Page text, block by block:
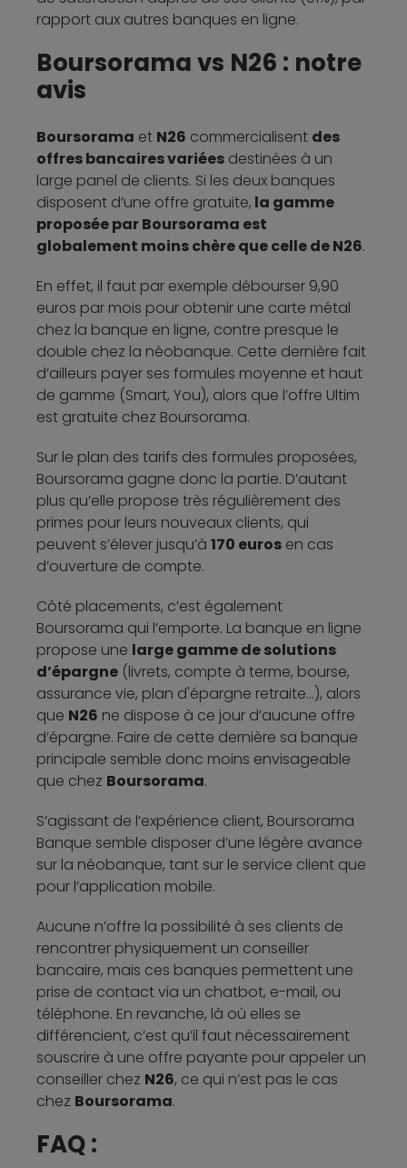
rapport aux autres banques en ligne.
Boursorama vs N26 : notre
avis
Boursorama et N26 commercialisent des
offres bancaires variées destinées à un
large panel de clients. Si les deux banques
disposent d’une offre gratuite, la gamme
proposée par Boursorama est
globalement moins chère que celle de N26.
En effet, il faut par exemple débourser 9,90
euros par mois pour obtenir une carte métal
chez la banque en ligne, contre presque le
double chez la néobanque. Cette dernière fait
d’ailleurs payer ses formules moyenne et haut
de gamme (Smart, You), alors que l’offre Ultim
est gratuite chez Boursorama.
Sur le plan des tarifs des formules proposées,
Boursorama gagne donc la partie. D’autant
plus qu’elle propose très régulièrement des
primes pour leurs nouveaux clients, qui
peuvent s’élever jusqu’à 170 euros en cas
d’ouverture de compte.
Côté placements, c’est également
Boursorama qui l’emporte. La banque en ligne
propose une large gamme de solutions
d’épargne (livrets, compte à terme, bourse,
assurance vie, plan d'épargne retraite...), alors
que N26 ne dispose à ce jour d’aucune offre
d’épargne. Faire de cette dernière sa banque
principale semble donc moins envisageable
que chez Boursorama.
S’agissant de l’expérience client, Boursorama
Banque semble disposer d’une légère avance
sur la néobanque, tant sur le service client que
pour l’application mobile.
Aucune n’offre la possibilité à ses clients de
rencontrer physiquement un conseiller
bancaire, mais ces banques permettent une
prise de contact via un chatbot, e-mail, ou
téléphone. En revanche, là où elles se
différencient, c’est qu’il faut nécessairement
souscrire à une offre payante pour appeler un
conseiller chez N26, ce qui n’est pas le cas
chez Boursorama.
FAQ :